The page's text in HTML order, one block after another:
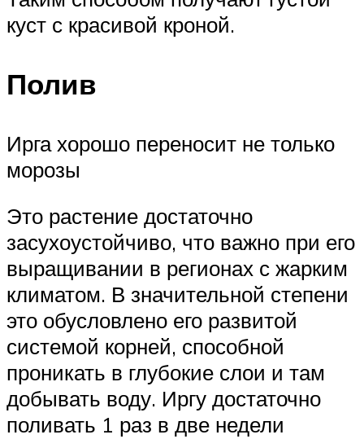
куст с красивой кроной.
Полив
Ирга хорошо переносит не только
морозы
Это растение достаточно
засухоустойчиво, что важно при его
выращивании в регионах с жарким
климатом. В значительной степени
это обусловлено его развитой
системой корней, способной
проникать в глубокие слои и там
добывать воду. Иргу достаточно
поливать 1 раз в две недели